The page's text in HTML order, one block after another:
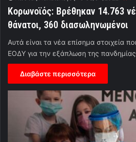
Κορωνοϊός: Βρέθηκαν 14.763
θάνατοι, 360 διασωληνωμένοι
Αυτά είναι τα νέα επίσημα στοιχεία
ΕΟΔΥ για την εξάπλωση της
Διαβάστε περισσότερα